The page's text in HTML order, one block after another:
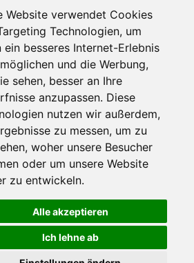
Website verwendet Cookies
Technologien, um
ein besseres Internet-Erlebnis
und die Werbung,
sehen, besser an Ihre
anzupassen. Diese
nutzen wir außerdem,
zu messen, um zu
woher unsere Besucher
oder um unsere Website
zu entwickeln.
Alle akzeptieren
Ich lehne ab
um Informationen auf Ihrem Computer zu speichern.
unsere Seite funktioniert, andere helfen uns dabei, das
Gewerbetreibende
Investoren
Medien
Facebook
Twitter
YouTube
Google+